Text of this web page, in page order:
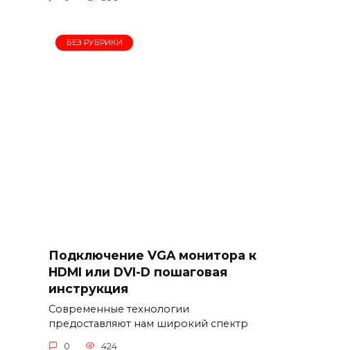
БЕЗ РУБРИКИ
Подключение VGA монитора к
HDMI или DVI-D пошаговая
инструкция
Современные технологии
предоставляют нам широкий спектр
0 424